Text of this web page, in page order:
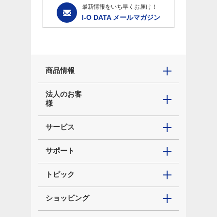
最新情報をいち早くお届け！
I-O DATA メールマガジン
商品情報
法人のお客
様
サービス
サポート
トピック
ショッピング